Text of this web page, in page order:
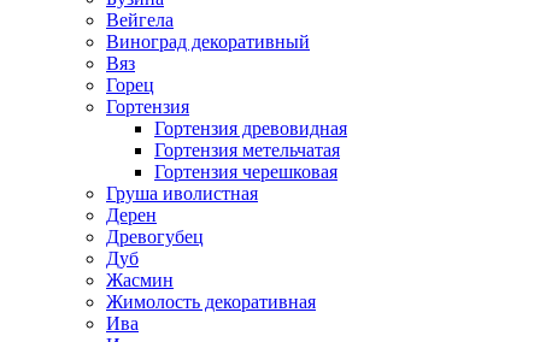
Вейгела
Виноград декоративный
Вяз
Горец
Гортензия
Гортензия древовидная
Гортензия метельчатая
Гортензия черешковая
Груша иволистная
Дерен
Древогубец
Дуб
Жасмин
Жимолость декоративная
Ива